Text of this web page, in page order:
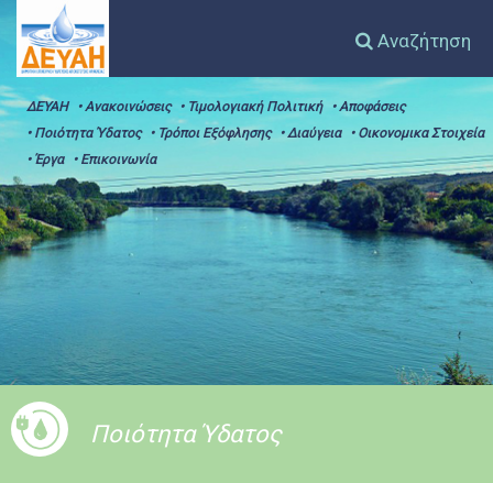
Αναζήτηση
ΔΕΥΑΗ • Ανακοινώσεις • Τιμολογιακή Πολιτική
• Αποφάσεις
• Ποιότητα Ύδατος
• Τρόποι Εξόφλησης • Διαύγεια
• Οικονομικα Στοιχεία
• Έργα
• Επικοινωνία
Ποιότητα Ύδατος